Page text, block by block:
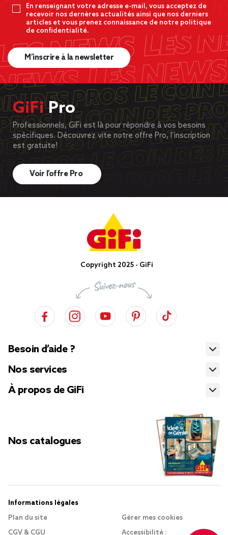
En renseignant votre adresse e-mail, vous acceptez de
recevoir nos dernères actualités ainsi que nos derniers
articles et vous prenez connaissance de notre politique
de confidentialité.
M’inscrire à la newsletter
GiFiPro
Professionnels, GiFi est là pour répondre à vos besoins
spécifiques. Découvrez vite notre offre Pro, l’inscription
est gratuite!
Voir l’offre Pro
Copyright 2025 - GiFi
Besoin d’aide ?
Nos services
À propos de GiFi
Nos catalogues
Informations légales
Plan du site
CGV & CGU
Gérer mes cookies
Accessibilité :